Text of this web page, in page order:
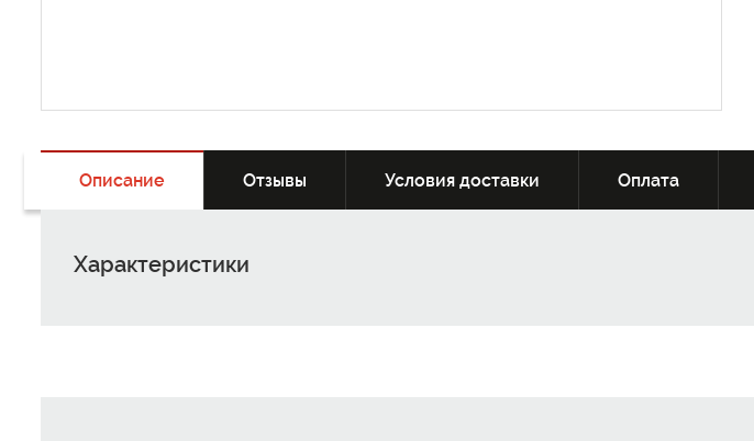
Описание Отзывы Условия доставки Оплата
Характеристики